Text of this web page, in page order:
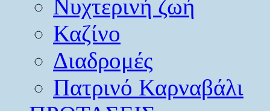
Νυχτερινή ζωή
Καζίνο
Διαδρομές
Πατρινό Καρναβάλι